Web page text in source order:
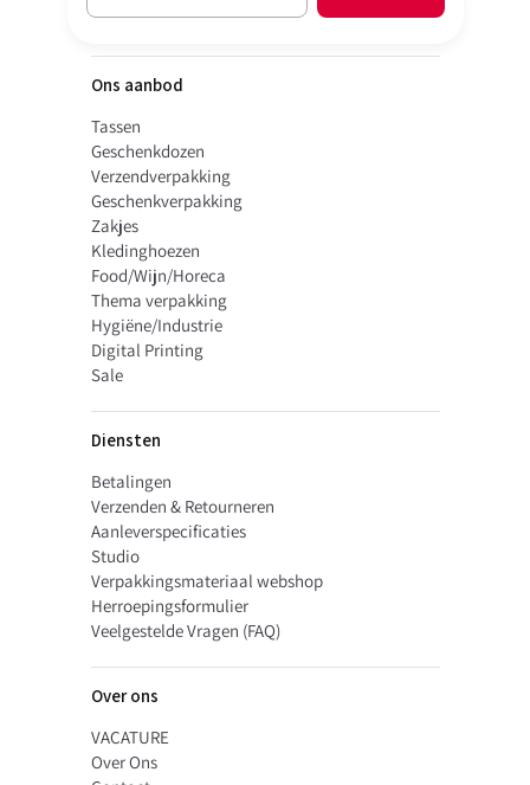
Ons aanbod
Tassen
Geschenkdozen
Verzendverpakking
Geschenkverpakking
Zakjes
Kledinghoezen
Food/Wijn/Horeca
Thema verpakking
Hygiëne/Industrie
Digital Printing
Sale
Diensten
Betalingen
Verzenden & Retourneren
Aanleverspecificaties
Studio
Verpakkingsmateriaal webshop
Herroepingsformulier
Veelgestelde Vragen (FAQ)
Over ons
VACATURE
Over Ons